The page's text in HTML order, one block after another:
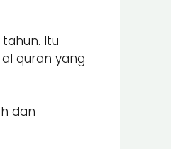
Itu
quran yang
dan